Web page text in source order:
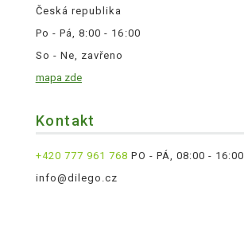
Česká republika
Po - Pá, 8:00 - 16:00
So - Ne, zavřeno
mapa zde
Kontakt
+420 777 961 768 PO - PÁ, 08:00 - 16:00
info@dilego.cz